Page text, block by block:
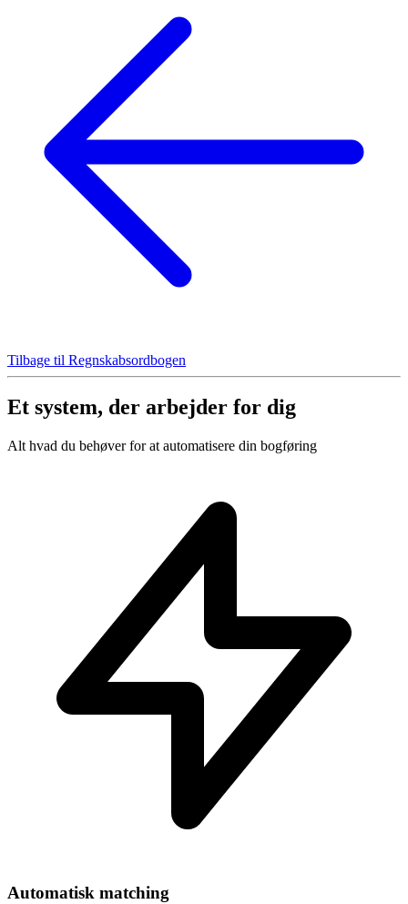
Tilbage til Regnskabsordbogen
Et system, der arbejder for dig
Alt hvad du behøver for at automatisere din bogføring
Automatisk matching